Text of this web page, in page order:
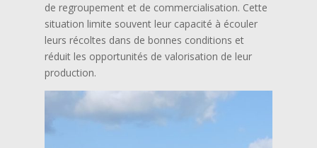
de regroupement et de commercialisation. Cette
situation limite souvent leur capacité à écouler
leurs récoltes dans de bonnes conditions et
réduit les opportunités de valorisation de leur
production.